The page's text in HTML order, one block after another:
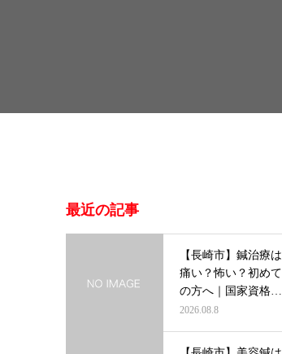
最近の記事
【長崎市】鍼治療は
痛い？怖い？初めて
の方へ｜国家資格者
がわかりやす…
2026.08.8